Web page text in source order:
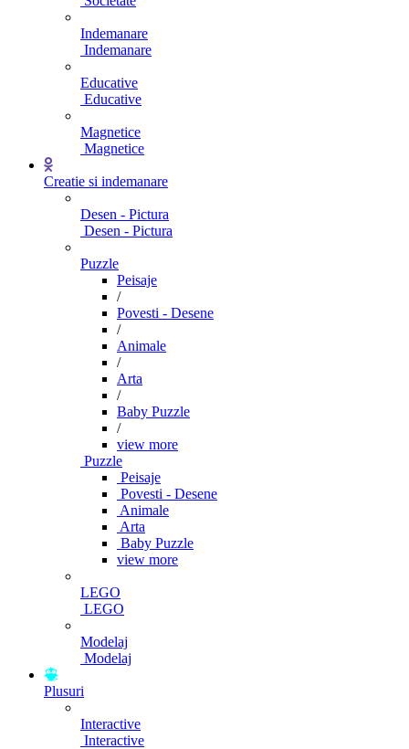
Indemanare
Indemanare
Educative
Educative
Magnetice
Magnetice
Creatie si indemanare
Desen - Pictura
Desen - Pictura
Puzzle
Peisaje
/
Povesti - Desene
/
Animale
/
Arta
/
Baby Puzzle
/
view more
Puzzle
Peisaje
Povesti - Desene
Animale
Arta
Baby Puzzle
view more
LEGO
LEGO
Modelaj
Modelaj
Plusuri
Interactive
Interactive